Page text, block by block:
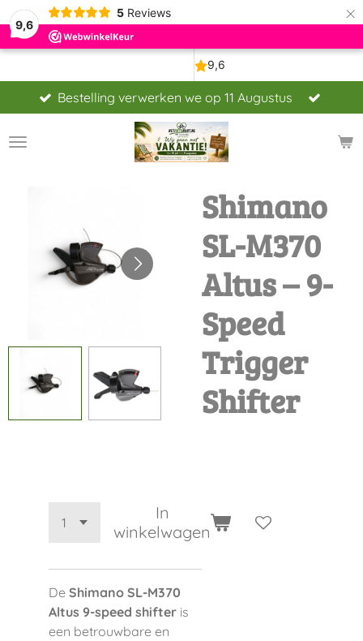
9,6
5 Reviews ×
Bestelling verwerken we op 11 Augustus
Shimano
SL-M370
Altus – 9-
Speed
Trigger
Shifter
In
winkelwagen
De Shimano SL-M370
Altus 9-speed shifter is
een betrouwbare en